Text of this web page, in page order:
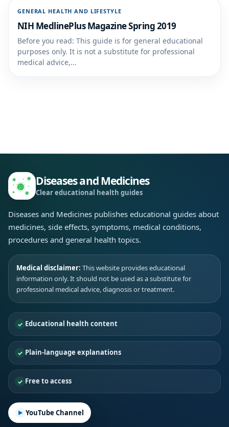
GENERAL HEALTH AND LIFESTYLE
NIH MedlinePlus Magazine Spring 2019
Before you read: This guide is for general educational
purposes only. It is not a substitute for professional
medical advice,...
Diseases and Medicines
Clear educational health guides
Diseases and Medicines publishes educational guides about
medicines, side effects, symptoms, medical conditions,
procedures and general health topics.
Medical disclaimer: This website provides educational
information only. It should not be used as a substitute for
professional medical advice, diagnosis or treatment.
Educational health content
Plain-language explanations
Free to access
YouTube Channel